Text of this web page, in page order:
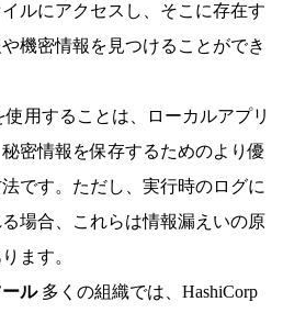
ルにアクセスし、そこに存在す
機密情報を見つけることができ
使用することは、ローカルアプリ
密情報を保存するためのより優
です。ただし、実行時のログに
場合、これらは情報漏えいの原
ます。
ル 多くの組織では、HashiCorp